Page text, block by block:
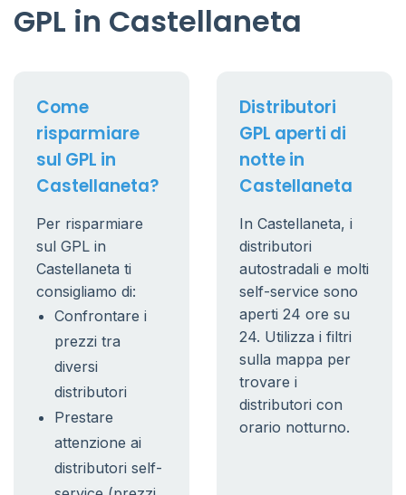
GPL in Castellaneta
Come
risparmiare
sul GPL in
Castellaneta?
Per risparmiare
sul GPL in
Castellaneta ti
consigliamo di:
Confrontare i
prezzi tra
diversi
distributori
Prestare
attenzione ai
distributori self-
Distributori
GPL aperti di
notte in
Castellaneta
In Castellaneta, i
distributori
autostradali e molti
self-service sono
aperti 24 ore su
24. Utilizza i filtri
sulla mappa per
trovare i
distributori con
orario notturno.